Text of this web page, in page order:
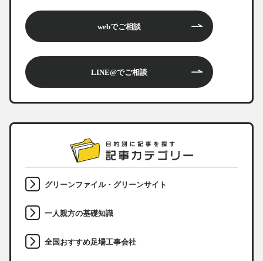
webでご相談
LINE@でご相談
グリーンファイル・グリーンサイト
一人親方の基礎知識
全国おすすめ足場工事会社